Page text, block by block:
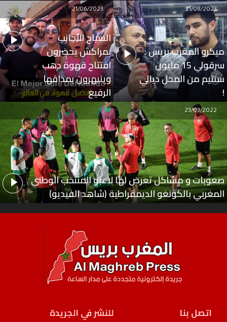
ميكرو المغرب بريس :
سرقولي 15 مليون
سنتيم من المحل ديالي
!
21/08/2023
السياح الأجانب
بمراكش يحضرون
افتتاح قهوة دهب
وينبهرون بمذاقها
الرفيع
21/06/2023
صعوبات و مشاكل تعرض لها لاعبو المنتخب الوطني
المغربي بالكونغو الديمقراطية (شاهد الفيديو)
23/03/2022
اتصل بنا
للنشر في الجريدة